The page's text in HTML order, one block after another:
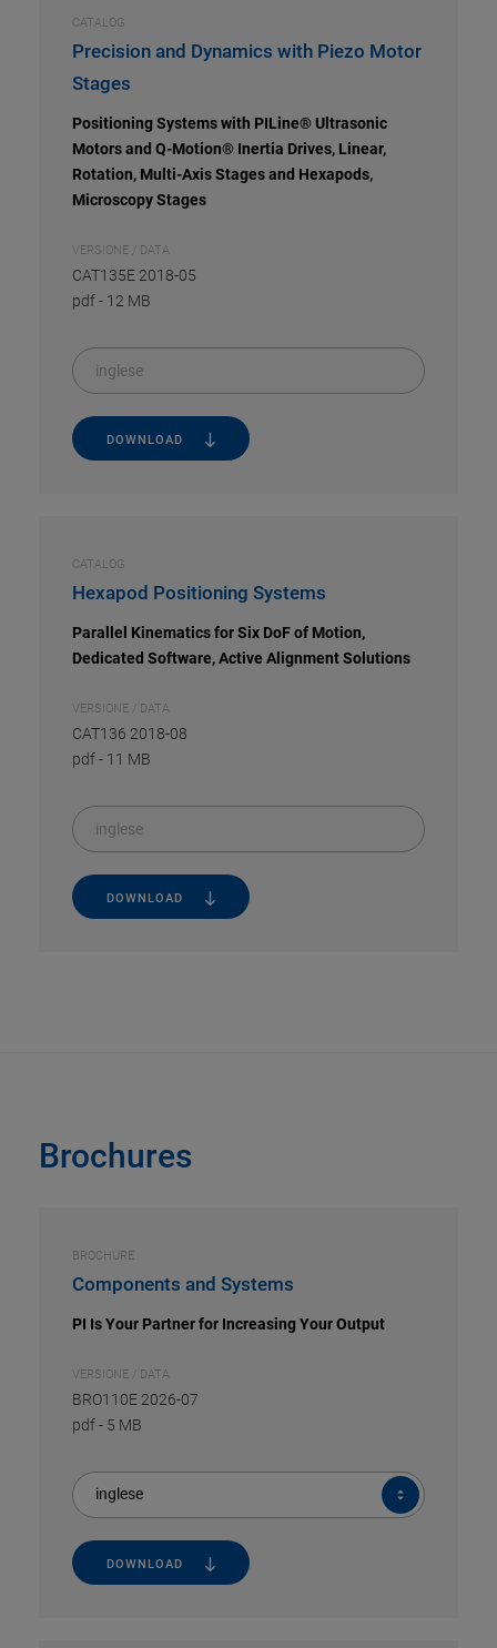
CATALOG
Precision and Dynamics with Piezo Motor
Stages
Positioning Systems with PILine® Ultrasonic
Motors and Q-Motion® Inertia Drives, Linear,
Rotation, Multi-Axis Stages and Hexapods,
Microscopy Stages
VERSIONE / DATA
CAT135E 2018-05
pdf- 12 MB
inglese
DOWNLOAD
CATALOG
Hexapod Positioning Systems
Parallel Kinematics for Six DoF of Motion,
Dedicated Software, Active Alignment Solutions
VERSIONE / DATA
CAT136 2018-08
pdf- 11 MB
inglese
DOWNLOAD
Brochures
BROCHURE
Components and Systems
PI Is Your Partner for Increasing Your Output
VERSIONE / DATA
BRO110E 2026-07
pdf- 5 MB
inglese
DOWNLOAD